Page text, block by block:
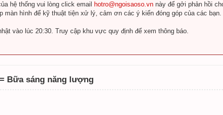
hệ thống vui lòng click email
hotro@ngoisaoso.vn này để gởi phản hồi
màn hình để kỹ thuật tiện xử lý, cảm ơn các ý kiến đóng góp của các bạn.
vào lúc 20:30. Truy cập khu vực quy định để xem thông báo.
Bữa sáng năng lượng